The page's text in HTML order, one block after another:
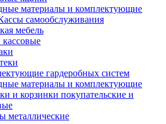
материалы и комплектующие
самообслуживания
мебель
гардеробных систем
материалы и комплектующие
и корзинки покупательские и
металлические